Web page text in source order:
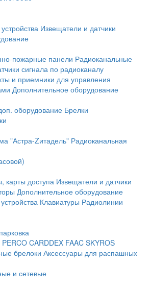
Извещатели и датчики
пожарные панели Радиоканальные
сигнала по радиоканалу
и приемники для управления
Дополнительное оборудование
оборудование Брелки
"Астра-Zитадель" Радиоканальная
карты доступа Извещатели и датчики
Дополнительное оборудование
Клавиатуры Радиолинии
PERCO CARDDEX FAAC SKYROS
брелоки Аксессуары для распашных
и сетевые